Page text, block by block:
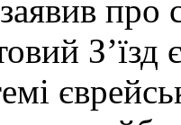
про
З’їзд